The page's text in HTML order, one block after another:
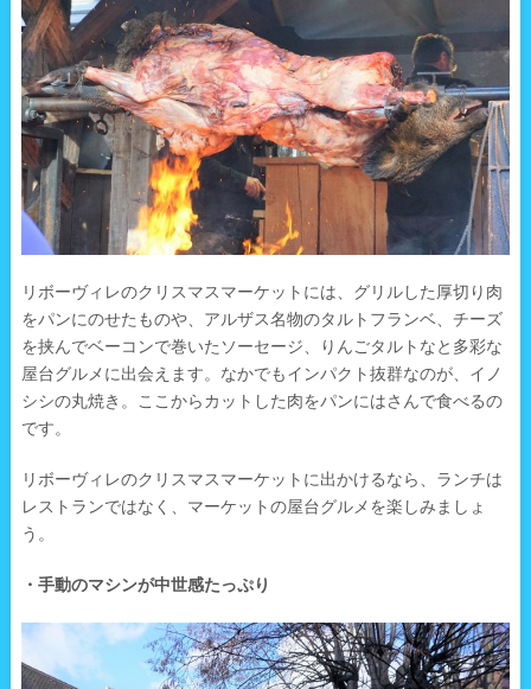
リボーヴィレのクリスマスマーケットには、グリルした厚切り肉
をパンにのせたものや、アルザス名物のタルトフランベ、チーズ
を挟んでベーコンで巻いたソーセージ、りんごタルトなと多彩な
屋台グルメに出会えます。なかでもインパクト抜群なのが、イノ
シシの丸焼き。ここからカットした肉をパンにはさんで食べるの
です。
リボーヴィレのクリスマスマーケットに出かけるなら、ランチは
レストランではなく、マーケットの屋台グルメを楽しみましょ
う。
・手動のマシンが中世感たっぷり